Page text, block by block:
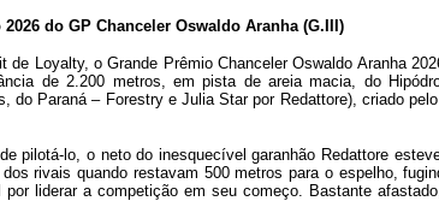
2026 do GP Chanceler Oswaldo Aranha (G.III)
Loyalty, o Grande Prêmio Chanceler Oswaldo Aranha
de 2.200 metros, em pista de areia macia, do
do Paraná – Forestry e Julia Star por Redattore), criado
pilotá-lo, o neto do inesquecível garanhão Redattore
rivais quando restavam 500 metros para o espelho,
liderar a competição em seu começo. Bastante